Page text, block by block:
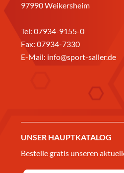
97990 Weikersheim
Tel: 07934-9155-0
Fax: 07934-7330
E-Mail: info@sport-saller.de
UNSER HAUPTKATALOG
Bestelle gratis unseren